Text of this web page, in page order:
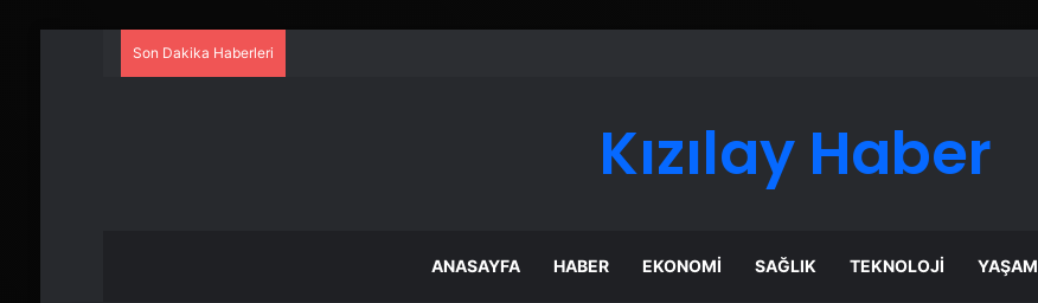
Son Dakika Haberleri
Kızılay Haber
ANASAYFA HABER EKONOMI SAĞLIK TEKNOLOJI YAŞAM